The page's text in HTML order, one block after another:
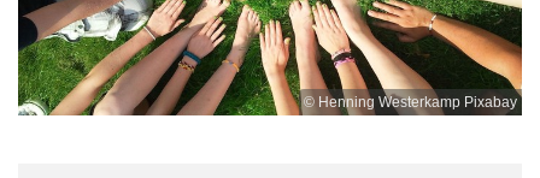
© Henning Westerkamp Pixabay